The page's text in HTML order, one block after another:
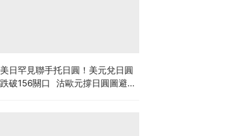
美日罕見聯手托日圓！美元兌日圓
跌破156關口 沽歐元撐日圓圖避開